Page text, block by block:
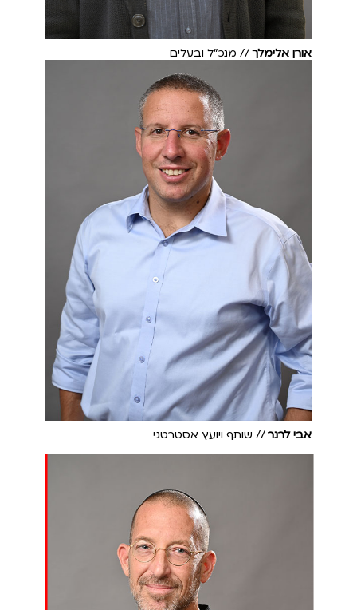
אורן אלימלך // מנכ"ל ובעלים
אבי לרנר // שותף ויועץ אסטרטגי